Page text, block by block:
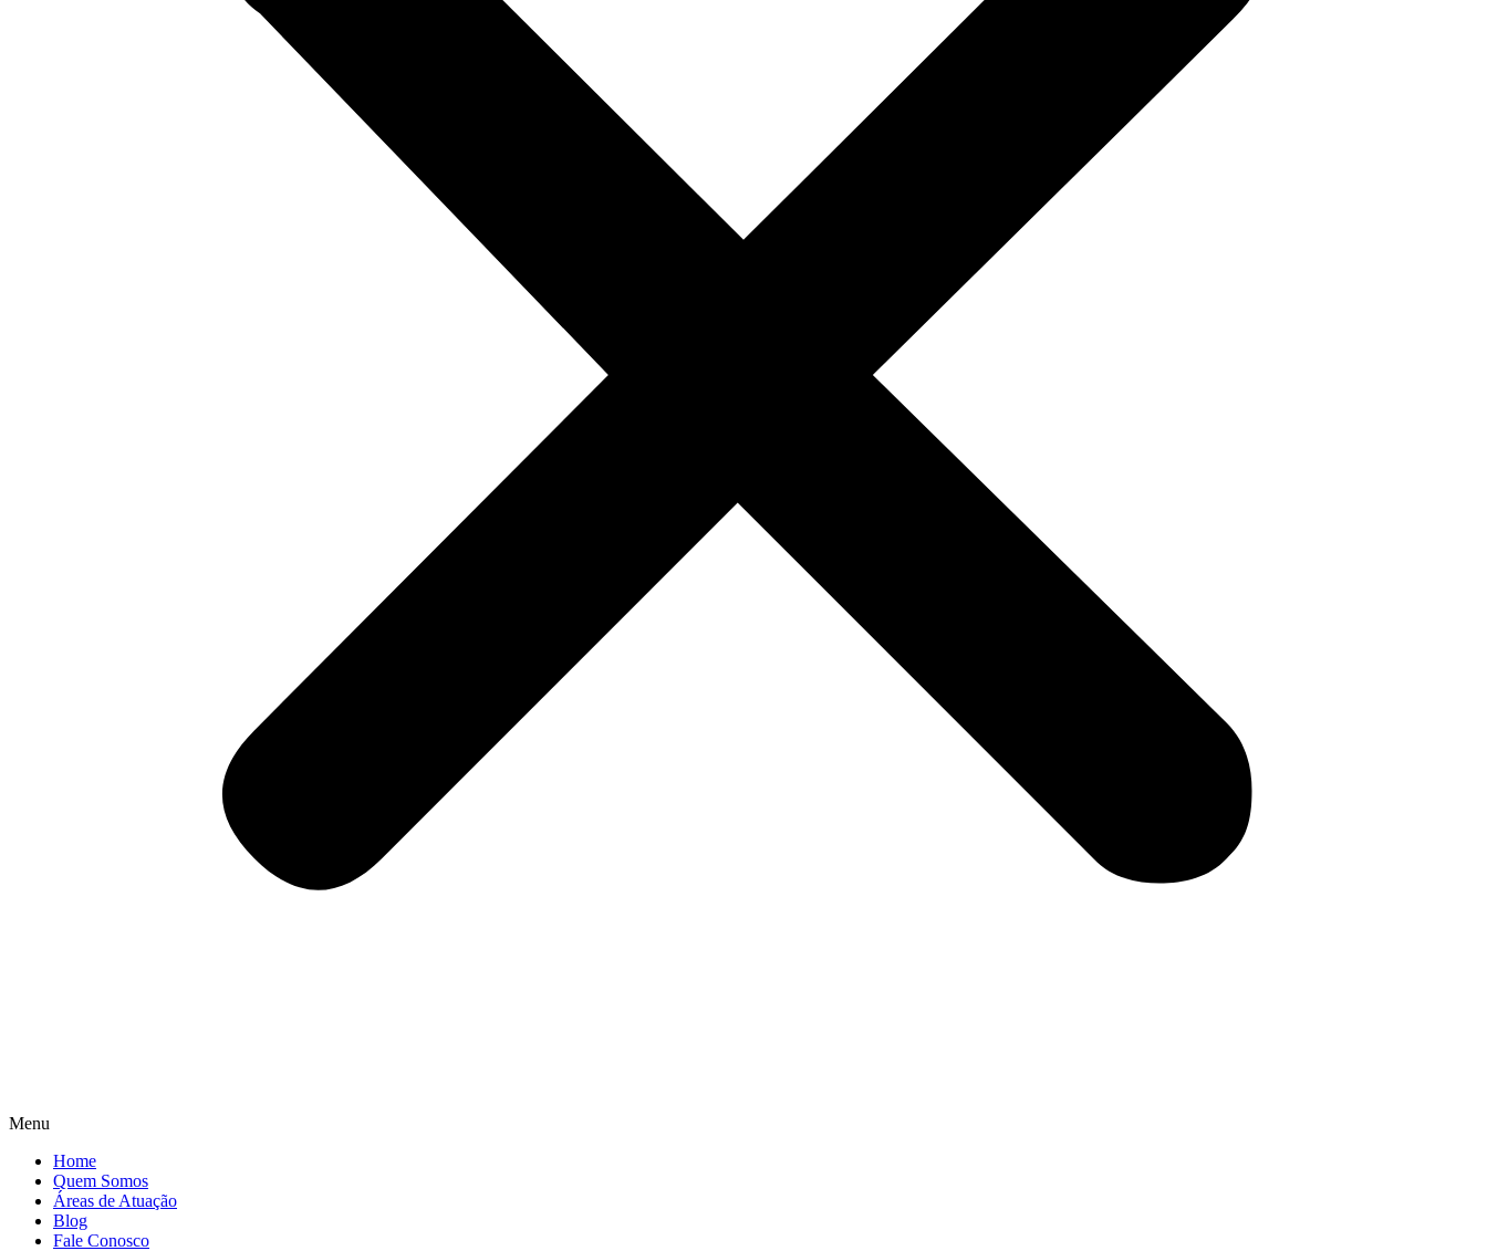
Menu
Home
Quem Somos
Áreas de Atuação
Blog
Fale Conosco